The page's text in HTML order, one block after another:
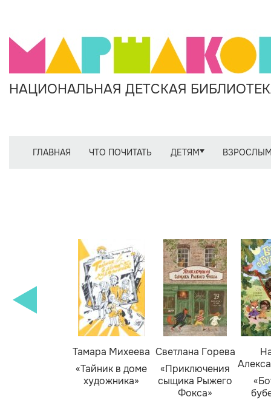
НАЦИОНАЛЬНАЯ ДЕТСКАЯ
ГЛАВНАЯ ЧТО ПОЧИТАТЬ ДЕТЯМ
Тамара Михеева
«Тайник в доме
художника»
Светлана Горева
«Приключения
сыщика Рыжего
Фокса»